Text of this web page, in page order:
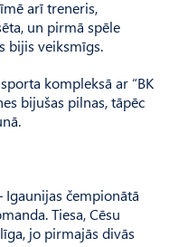
arī treneris,
un pirmā spēle
bijis veiksmīgs.
kompleksā ar “BK
bijušas pilnas, tāpēc
Igaunijas čempionātā
Tiesa, Cēsu
jo pirmajās divās